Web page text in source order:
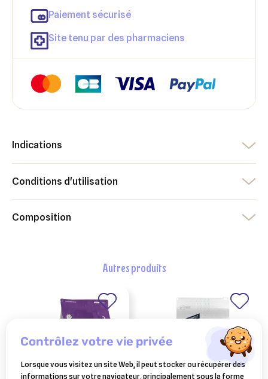
Paiement sécurisé
Site tenu par des pharmaciens
Indications
Conditions d'utilisation
Composition
autres produits
Nom de la liste d'envies
Annuler Créer une liste d'envies
Vous devez être connecté pour ajouter des produits à votre
liste d'envies.
Annuler Connexion
contrôlez votre vie privée
Lorsque vous visitez un site Web, il peut stocker ou récupérer des
informations sur votre navigateur, principalement sous la forme